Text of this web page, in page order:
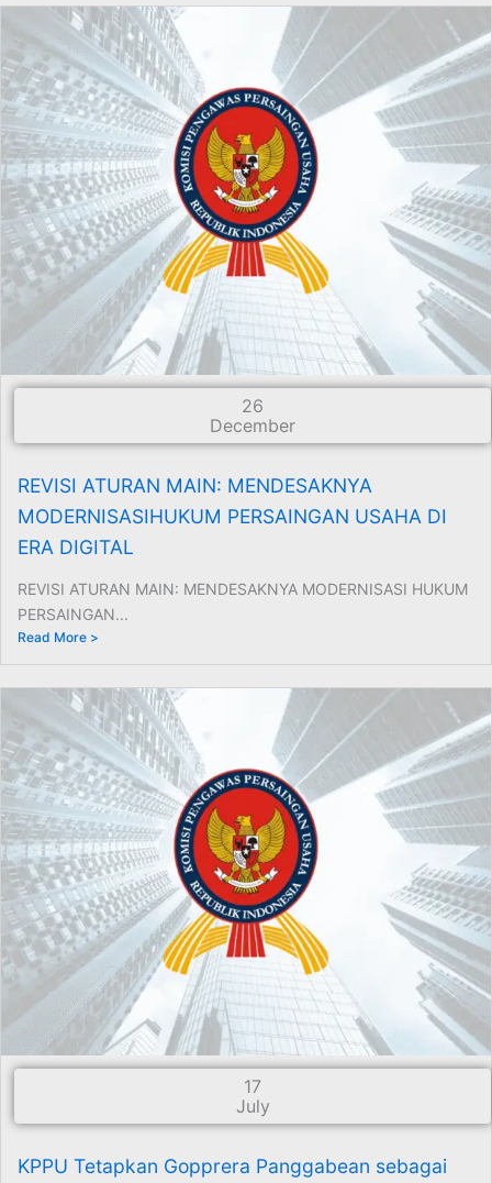
26
December
REVISI ATURAN MAIN: MENDESAKNYA
MODERNISASIHUKUM PERSAINGAN USAHA DI
ERA DIGITAL
REVISI ATURAN MAIN: MENDESAKNYA MODERNISASI HUKUM
PERSAINGAN...
Read More >
17
July
KPPU Tetapkan Gopprera Panggabean sebagai